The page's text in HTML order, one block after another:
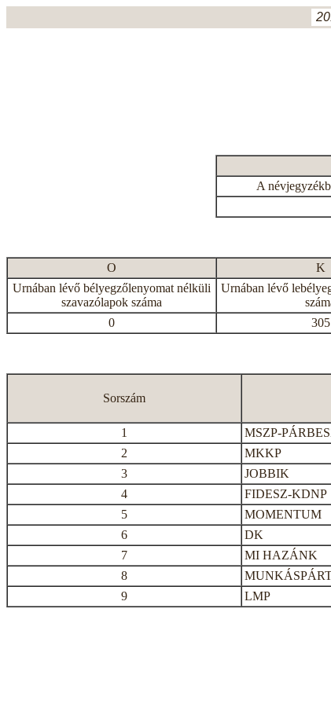
A
O K
Urnában lévő bélyegzőlenyomat nélküli
szavazólapok száma
Urnában lévő
0 305
Sorszám
1
MSZP-
2
MKKP
3
JOBBIK
4
FIDESZ-KDNP
5
MOMENTUM
6
DK
7
MI HAZÁNK
8
9
LMP